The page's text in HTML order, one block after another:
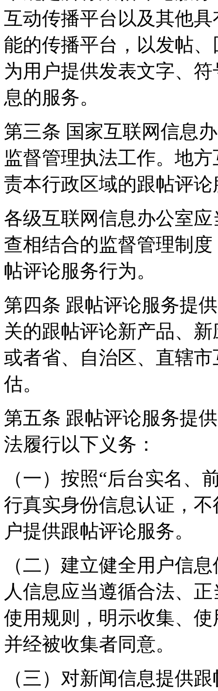
互动传播平台以及其他
能的传播平台，以发帖
为用户提供发表文字、
息的服务。
第三条 国家互联网信息
监督管理执法工作。地
责本行政区域的跟帖评
各级互联网信息办公室
查相结合的监督管理制
帖评论服务行为。
第四条 跟帖评论服务提
关的跟帖评论新产品、
或者省、自治区、直辖
估。
第五条 跟帖评论服务提
法履行以下义务：
（一）按照“后台实名、
行真实身份信息认证，
户提供跟帖评论服务。
（二）建立健全用户信
人信息应当遵循合法、
使用规则，明示收集、
并经被收集者同意。
（三）对新闻信息提供